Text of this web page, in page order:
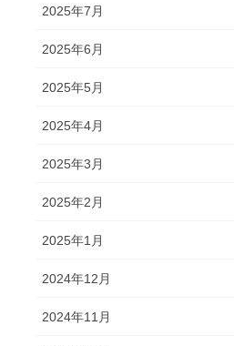
2025年7月
2025年6月
2025年5月
2025年4月
2025年3月
2025年2月
2025年1月
2024年12月
2024年11月